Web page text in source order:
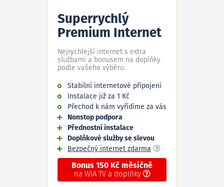
Superrychlý
Premium Internet
Nejrychlejší internet s extra
službami a bonusem na doplňky
podle vašeho výběru.
Stabilní internetové připojení
Instalace již za 1 Kč
Přechod k nám vyřídíme za vás
Nonstop podpora
Přednostní instalace
Doplňkové služby se slevou
Bezpečný internet zdarma
Bonus 150 Kč měsíčně
na WIA TV a doplňky